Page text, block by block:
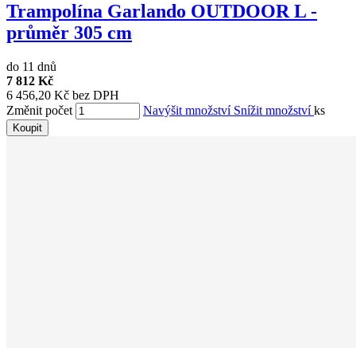
Trampolína Garlando OUTDOOR L -
průměr 305 cm
do 11 dnů
7 812 Kč
6 456,20 Kč bez DPH
Změnit počet
Navýšit množství Snížit množstvíks
Koupit